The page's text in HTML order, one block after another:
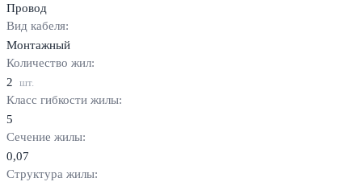
Провод
Вид кабеля:
Монтажный
Количество жил:
2 шт.
Класс гибкости жилы:
5
Сечение жилы:
0,07
Структура жилы: